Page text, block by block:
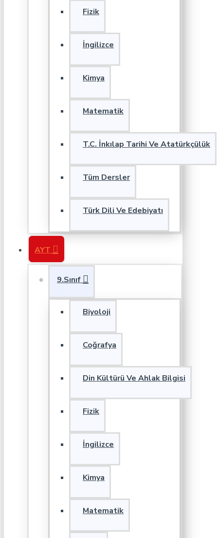
Fizik
İngilizce
Kimya
Matematik
T.C. İnkılap Tarihi Ve Atatürkçülük
Tüm Dersler
Türk Dili Ve Edebiyatı
AYT
9.Sınıf
Biyoloji
Coğrafya
Din Kültürü Ve Ahlak Bilgisi
Fizik
İngilizce
Kimya
Matematik